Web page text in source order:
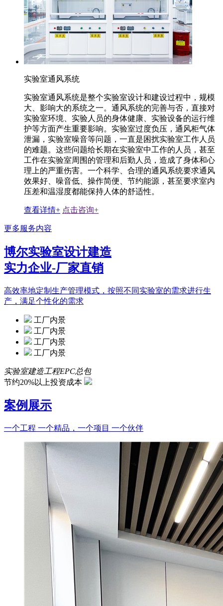
实验室通风系统
实验室通风系统是整个实验室设计和建设过程中，规模
大、影响大的系统之一。通风系统的完善与否，直接对
实验室环境、实验人员的身体健康、实验设备的运行维
护等方面产生重要影响。实验室过度负压，通风柜气体
泄漏，实验室噪音等问题，一直是困扰实验室工作人员
的难题。这些问题给长期在实验室中工作的人员，甚至
工作在实验室周围的管理和后勤人员，造成了身体和心
理上的严重伤害。一个科学、合理的通风系统要求通风
效果好、噪音低、操作简便、节约能源，甚至要求室内
压差和温湿度都能保持人体的舒适性。
查看详情+ 点击咨询+
更多服务内容
博尔实验室设计建造
实力企业-厂家直销
高效率地定制生产管理模式，按照不同实验室的需求进行生
产，满足个性化的需求
工厂内景
工厂内景
工厂内景
工厂内景
实验室建造工程EPC总包
节约20%以上投资成本
案例展示
一个工程 一个精品，一个项目 一个伙伴